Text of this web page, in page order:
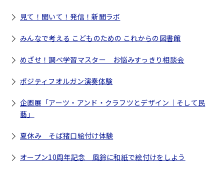
見て！聞いて！発信！新聞ラボ
みんなで考える こどものための これからの図書館
めざせ！調べ学習マスター お悩みすっきり相談会
ポジティフオルガン演奏体験
企画展「アーツ・アンド・クラフツとデザイン｜そして民
藝」
夏休み そば猪口絵付け体験
オープン10周年記念 風鈴に和紙で絵付けをしよう